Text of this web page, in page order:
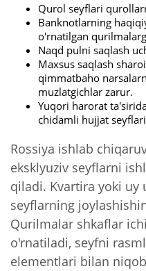
Qurol seyflari
Banknotlarning
o'rnatilgan
Naqd pulni saqlash
Maxsus saqlash
qimmatbaho
muzlatgichlar zarur.
Yuqori harorat
chidamli hujjat
Rossiya ishlab
eksklyuziv seyflarni
qiladi. Kvartira yoki uy
seyflarning
Qurilmalar shkaflar
o'rnatiladi, seyfni
elementlari bilan